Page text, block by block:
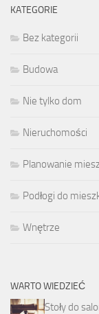
KATEGORIE
Bez kategorii
Budowa
Nie tylko dom
Nieruchomości
Planowanie
Podłogi do
Wnętrze
WARTO WIEDZIEĆ
Stoły do